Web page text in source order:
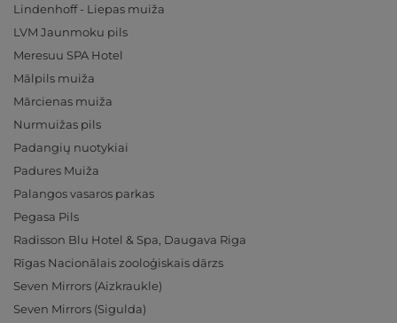
Lindenhoff - Liepas muiža
LVM Jaunmoku pils
Meresuu SPA Hotel
Mālpils muiža
Mārcienas muiža
Nurmuižas pils
Padangių nuotykiai
Padures Muiža
Palangos vasaros parkas
Pegasa Pils
Radisson Blu Hotel & Spa, Daugava Riga
Rīgas Nacionālais zooloģiskais dārzs
Seven Mirrors (Aizkraukle)
Seven Mirrors (Sigulda)